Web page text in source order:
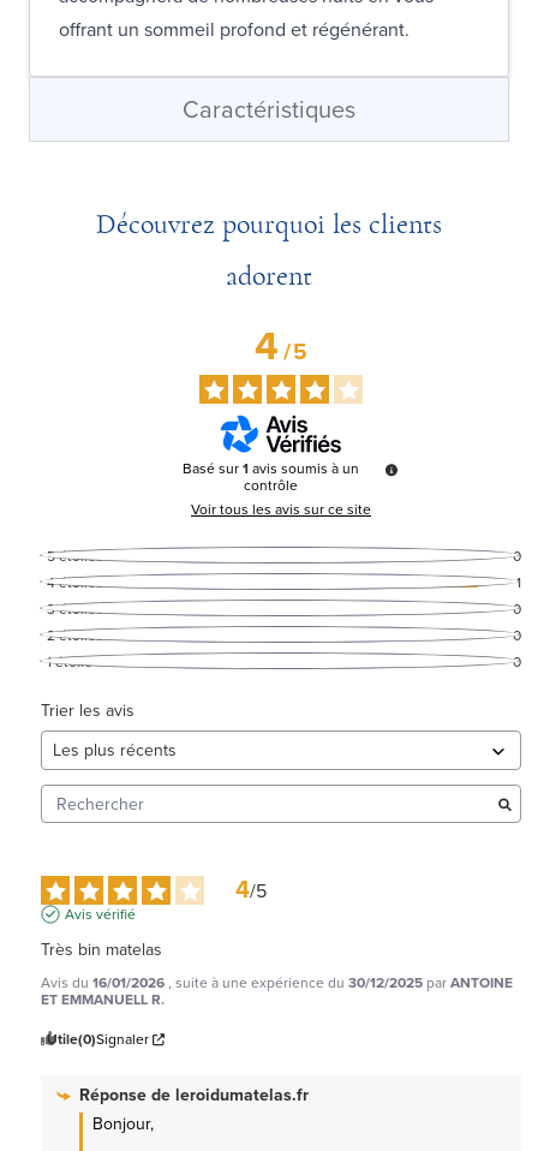
offrant un sommeil profond et régénérant.
Caractéristiques
Découvrez pourquoi les clients
adorent
4/5
Basé sur1avis soumis à un
contrôle
Voir tous les avis sur ce site
5étoiles
0
4étoiles
1
3étoiles
0
2étoiles
0
1étoile 0
Trier les avis
4/5
Avis vérifié
Très bin matelas
Avis du 16/01/2026, suite à une expérience du 30/12/2025 parANTOINE
ET EMMANUELL R.
Utile(0)Signaler
Réponse deleroidumatelas.fr
Bonjour,